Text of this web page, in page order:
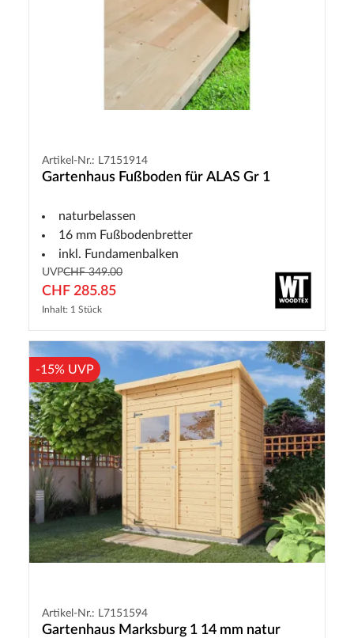
Artikel-Nr.: L7151914
Gartenhaus Fußboden für ALAS Gr 1
naturbelassen
16 mm Fußbodenbretter
inkl. Fundamenbalken
UVPCHF 349.00
CHF 285.85
Inhalt: 1 Stück
-15% UVP
Artikel-Nr.: L7151594
Gartenhaus Marksburg 1 14 mm natur